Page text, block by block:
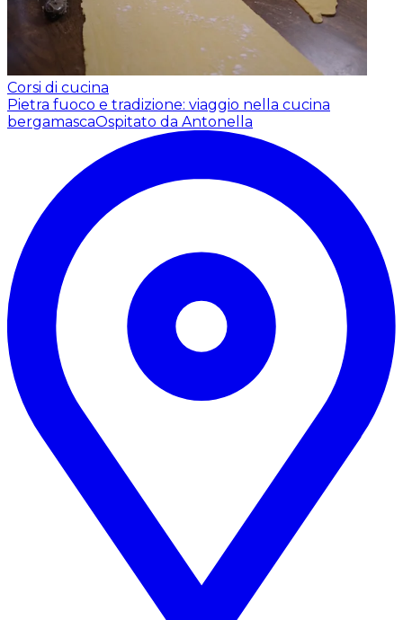
Corsi di cucina
Pietra fuoco e tradizione: viaggio nella cucina
bergamascaOspitato da Antonella